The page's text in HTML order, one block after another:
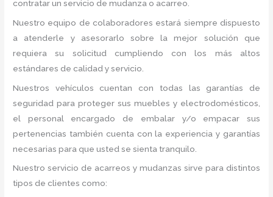
contratar un servicio de mudanza o acarreo.
Nuestro equipo de colaboradores estará siempre dispuesto
a atenderle y asesorarlo sobre la mejor solución que
requiera su solicitud cumpliendo con los más altos
estándares de calidad y servicio.
Nuestros vehículos cuentan con todas las garantías de
seguridad para proteger sus muebles y electrodomésticos,
el personal encargado de embalar y/o empacar sus
pertenencias también cuenta con la experiencia y garantías
necesarias para que usted se sienta tranquilo.
Nuestro servicio de acarreos y mudanzas sirve para distintos
tipos de clientes como: